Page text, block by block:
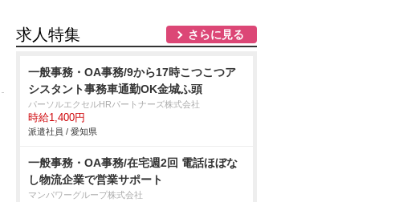
求人特集 さらに見る
一般事務・OA事務/9から17時こつこつア
シスタント事務車通勤OK金城ふ頭
パーソルエクセルHRパートナーズ株式会社
時給1,400円
派遣社員 / 愛知県
一般事務・OA事務/在宅週2回 電話ほぼな
し物流企業で営業サポート
マンパワーグループ株式会社